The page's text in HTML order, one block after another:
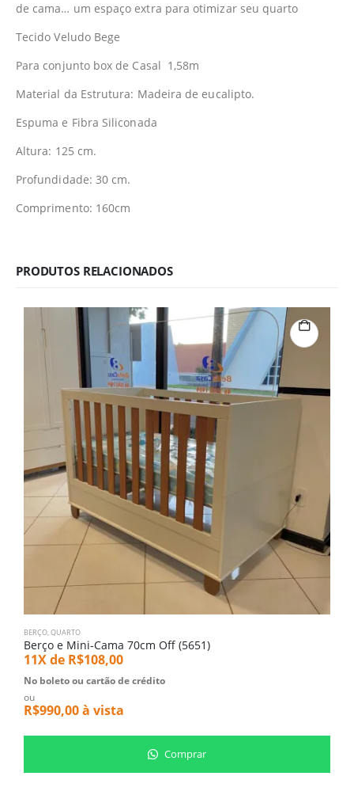
de cama… um espaço extra para otimizar seu quarto
Tecido Veludo Bege
Para conjunto box de Casal 1,58m
Material da Estrutura: Madeira de eucalipto.
Espuma e Fibra Siliconada
Altura: 125 cm.
Profundidade: 30 cm.
Comprimento: 160cm
PRODUTOS RELACIONADOS
BERÇO,QUARTO
Berço e Mini-Cama 70cm Off (5651)
11X de R$108,00
No boleto ou cartão de crédito
ou
R$990,00à vista
Comprar